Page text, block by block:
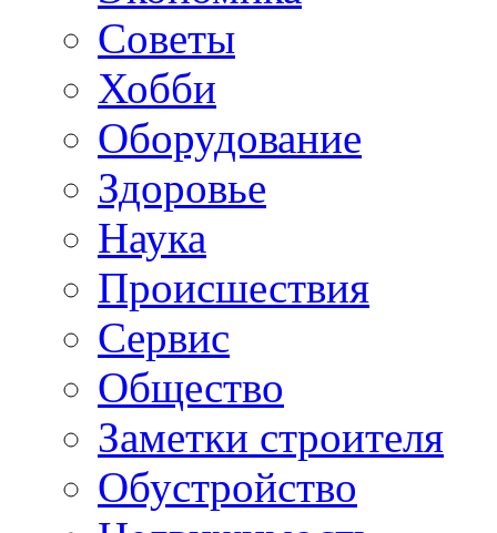
Советы
Хобби
Oборудование
Здоровье
Наука
Происшествия
Сервис
Общество
Заметки строителя
Обустройство